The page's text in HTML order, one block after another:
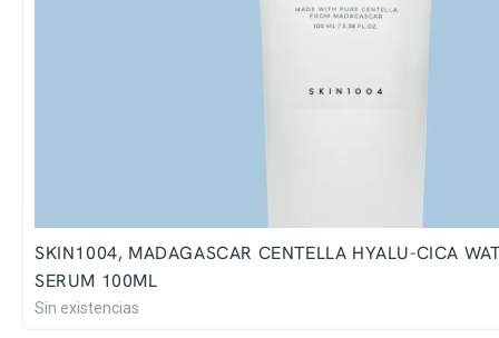
SKIN1004, MADAGASCAR CENTELLA HYALU-CICA
SERUM 100ML
Sin existencias